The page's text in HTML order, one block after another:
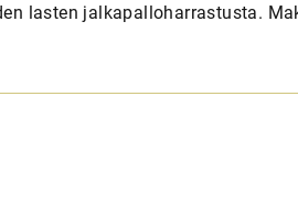
lasten jalkapalloharrastusta.